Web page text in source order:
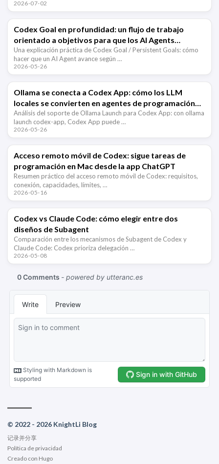
2026-07-02
Codex Goal en profundidad: un flujo de trabajo
orientado a objetivos para que los AI Agents
trabajen durante horas
Una explicación práctica de Codex Goal / Persistent Goals: cómo
hacer que un AI Agent avance según …
2026-05-26
Ollama se conecta a Codex App: cómo los LLM
locales se convierten en agentes de programación
con IA
Análisis del soporte de Ollama Launch para Codex App: con ollama
launch codex-app, Codex App puede …
2026-05-26
Acceso remoto móvil de Codex: sigue tareas de
programación en Mac desde la app ChatGPT
Resumen práctico del acceso remoto móvil de Codex: requisitos,
conexión, capacidades, límites, …
2026-05-16
Codex vs Claude Code: cómo elegir entre dos
diseños de Subagent
Comparación entre los mecanismos de Subagent de Codex y
Claude Code: Codex prioriza delegación …
2026-05-08
© 2022 - 2026 KnightLi Blog
记录并分享
Política de privacidad
Creado con Hugo